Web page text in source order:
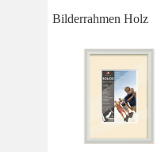
Bilderrahmen Holz